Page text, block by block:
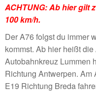
ACHTUNG: Ab hier gilt
100 km/h.
Der A76 folgst du immer
kommst. Ab hier heißt
Autobahnkreuz Lummen
Richtung Antwerpen.
E19 Richtung Breda